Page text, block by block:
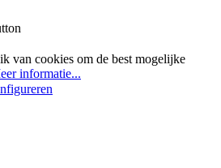
van cookies om de best mogelijke
informatie...